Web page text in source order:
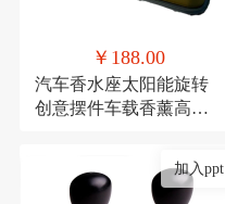
￥188.00
汽车香水座太阳能旋转
创意摆件车载香薰高档
加入ppt